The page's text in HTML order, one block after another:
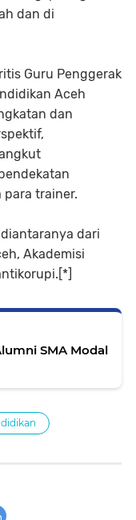
dan di
Guru Penggerak
Aceh
dan
para trainer.
dari
Akademisi